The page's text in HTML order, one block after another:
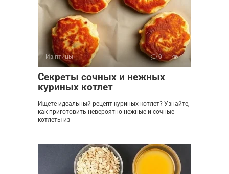
Из птицы 0
Секреты сочных и нежных
куриных котлет
Ищете идеальный рецепт куриных котлет? Узнайте,
как приготовить невероятно нежные и сочные
котлеты из